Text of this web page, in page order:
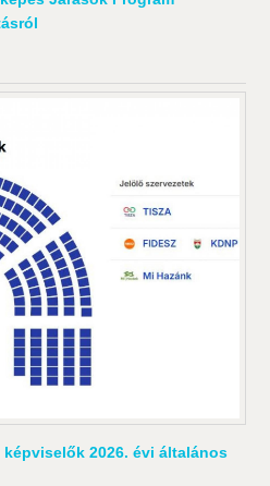
2026. évi általános